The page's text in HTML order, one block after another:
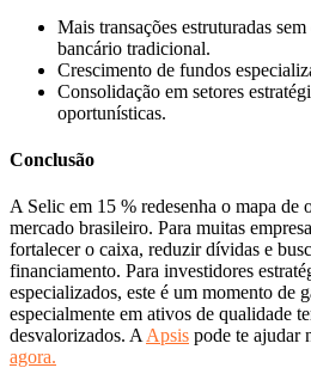
Mais transações estruturadas
bancário tradicional.
Crescimento de fundos
Consolidação em setores
oportunísticas.
Conclusão
A Selic em 15 % redesenha o mapa de
mercado brasileiro. Para muitas
fortalecer o caixa, reduzir dívidas e
financiamento. Para investidores
especializados, este é um momento de
especialmente em ativos de qualidade
desvalorizados. A Apsis pode te ajudar
agora.